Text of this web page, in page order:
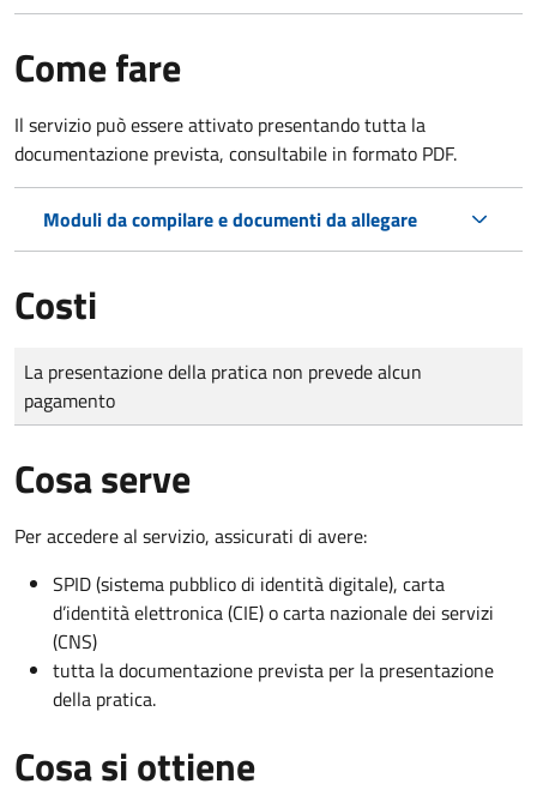
Come fare
Il servizio può essere attivato presentando tutta la
documentazione prevista, consultabile in formato PDF.
Moduli da compilare e documenti da allegare
Costi
Tipo di pagamento
Importo
La presentazione della pratica non prevede alcun
pagamento
Cosa serve
Per accedere al servizio, assicurati di avere:
SPID (sistema pubblico di identità digitale), carta
d’identità elettronica (CIE) o carta nazionale dei servizi
(CNS)
tutta la documentazione prevista per la presentazione
della pratica.
Cosa si ottiene